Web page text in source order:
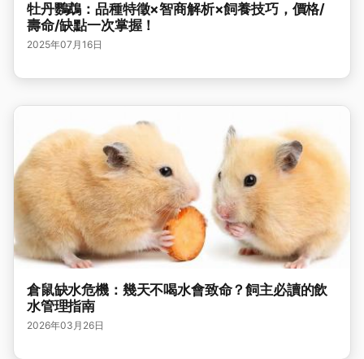
牡丹鸚鵡：品種特徵×智商解析×飼養技巧，價格/
壽命/缺點一次掌握！
2025年07月16日
倉鼠缺水危機：幾天不喝水會致命？飼主必讀的飲
水管理指南
2026年03月26日